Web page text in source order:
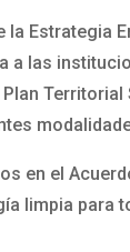
Estrategia
a las
Territorial
en el
limpia para